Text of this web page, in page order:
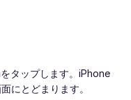
タップします。iPhone
にとどまります。